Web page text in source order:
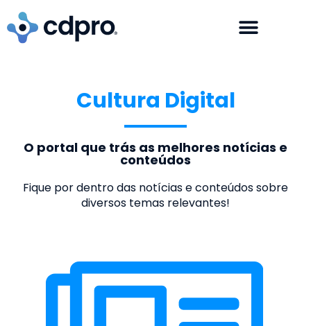
Cultura Digital
O portal que trás as melhores notícias e
conteúdos
Fique por dentro das notícias e conteúdos sobre
diversos temas relevantes!